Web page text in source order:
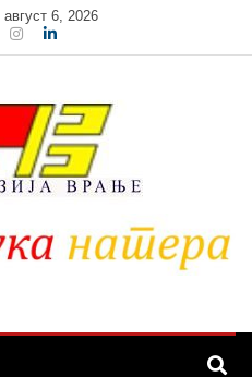
август 6, 2026